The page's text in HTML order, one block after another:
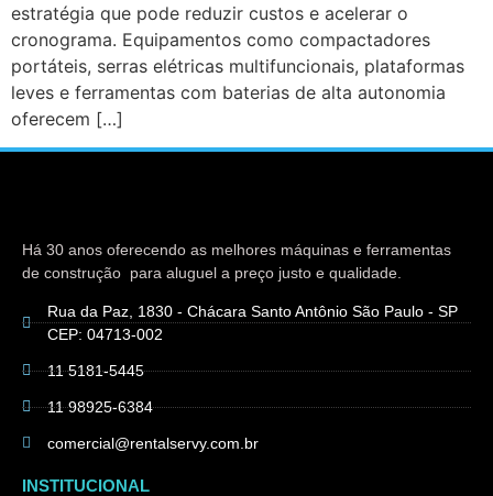
estratégia que pode reduzir custos e acelerar o
cronograma. Equipamentos como compactadores
portáteis, serras elétricas multifuncionais, plataformas
leves e ferramentas com baterias de alta autonomia
oferecem […]
Há 30 anos oferecendo as melhores máquinas e ferramentas
de construção para aluguel a preço justo e qualidade.
Rua da Paz, 1830 - Chácara Santo Antônio São Paulo - SP
CEP: 04713-002
11 5181-5445
11 98925-6384
comercial@rentalservy.com.br
INSTITUCIONAL